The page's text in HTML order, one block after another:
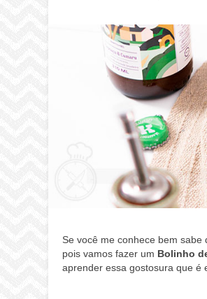
Se você me conhece bem
pois vamos fazer um Bolinho
aprender essa gostosura que é